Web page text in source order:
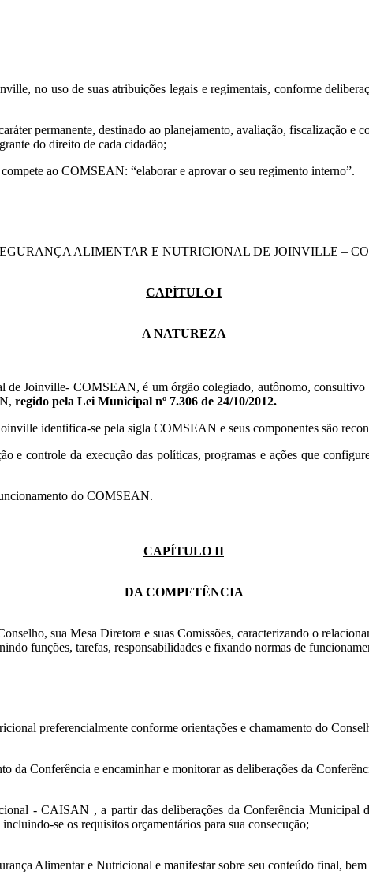
no uso de suas atribuições legais e regimentais, conforme
permanente, destinado ao planejamento, avaliação, fiscalização e
do direito de cada cidadão;
ao COMSEAN: “elaborar e aprovar o seu regimento interno”.
ALIMENTAR E NUTRICIONAL DE JOINVILLE –
CAPÍTULO I
A NATUREZA
Joinville- COMSEAN, é um órgão colegiado, autônomo, consultivo
regido pela Lei Municipal nº 7.306 de 24/10/2012.
identifica-se pela sigla COMSEAN e seus componentes são
e controle da execução das políticas, programas e ações que
do COMSEAN.
CAPÍTULO II
DA COMPETÊNCIA
sua Mesa Diretora e suas Comissões, caracterizando o
funções, tarefas, responsabilidades e fixando normas de
preferencialmente conforme orientações e chamamento do
da Conferência e encaminhar e monitorar as deliberações da
- CAISAN , a partir das deliberações da Conferência Municipal
se os requisitos orçamentários para sua consecução;
Alimentar e Nutricional e manifestar sobre seu conteúdo final,